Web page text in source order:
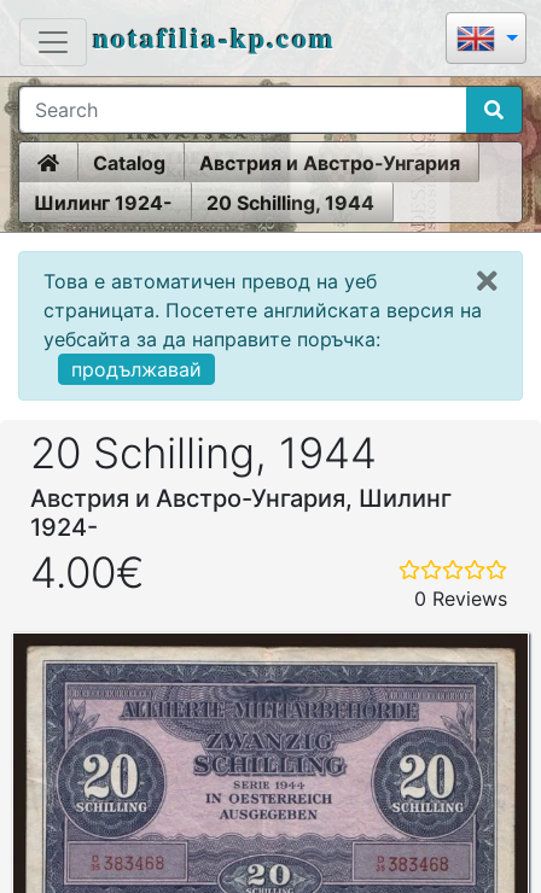
notafilia-kp.com
HomeCatalog
Австрия и Австро-Унгария
Шилинг 1924-
20 Schilling, 1944
Това е автоматичен превод на уеб
страницата. Посетете английската версия на
уебсайта за да направите поръчка:
продължавай
20 Schilling, 1944
Австрия и Австро-Унгария, Шилинг
1924-
4.00€
0 Reviews